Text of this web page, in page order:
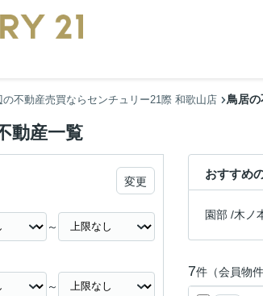
の不動産売買ならセンチュリー21際 和歌山店 鳥居
動産一覧
おすすめ
園部 /木ノ
7件（会員物件
変更
～
～